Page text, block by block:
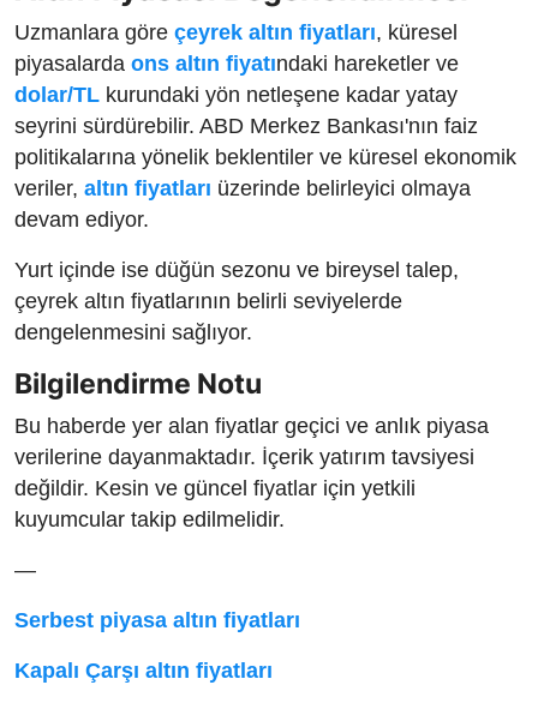
Uzmanlara göre çeyrek altın fiyatları, küresel
piyasalarda ons altın fiyatındaki hareketler ve
dolar/TL kurundaki yön netleşene kadar yatay
seyrini sürdürebilir. ABD Merkez Bankası'nın faiz
politikalarına yönelik beklentiler ve küresel ekonomik
veriler, altın fiyatları üzerinde belirleyici olmaya
devam ediyor.
Yurt içinde ise düğün sezonu ve bireysel talep,
çeyrek altın fiyatlarının belirli seviyelerde
dengelenmesini sağlıyor.
Bilgilendirme Notu
Bu haberde yer alan fiyatlar geçici ve anlık piyasa
verilerine dayanmaktadır. İçerik yatırım tavsiyesi
değildir. Kesin ve güncel fiyatlar için yetkili
kuyumcular takip edilmelidir.
—
Serbest piyasa altın fiyatları
Kapalı Çarşı altın fiyatları